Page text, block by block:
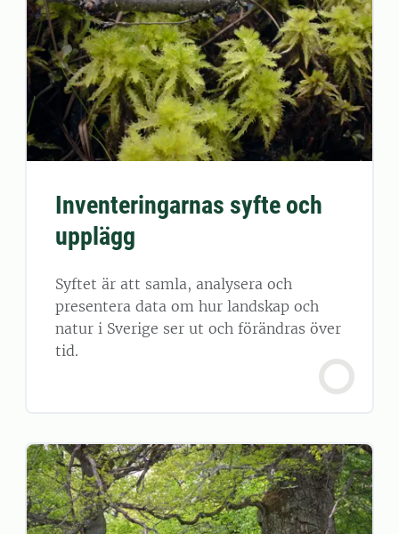
Inventeringarnas syfte och
upplägg
Syftet är att samla, analysera och
presentera data om hur landskap och
natur i Sverige ser ut och förändras över
tid.